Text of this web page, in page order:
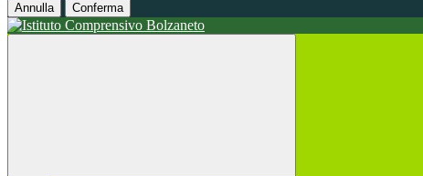
Annulla Conferma